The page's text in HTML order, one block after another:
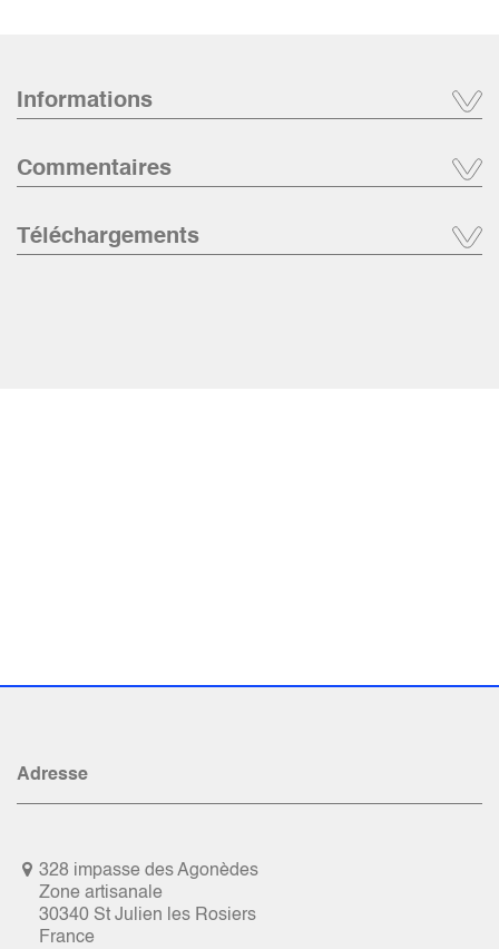
Informations
Commentaires
Téléchargements
Adresse
328 impasse des Agonèdes
Zone artisanale
30340 St Julien les Rosiers
France